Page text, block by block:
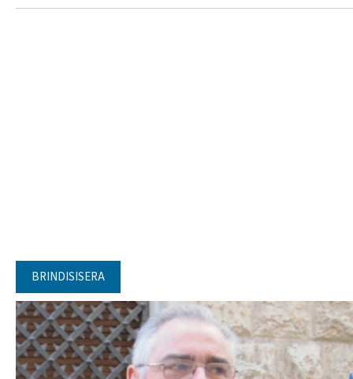
BRINDISISERA